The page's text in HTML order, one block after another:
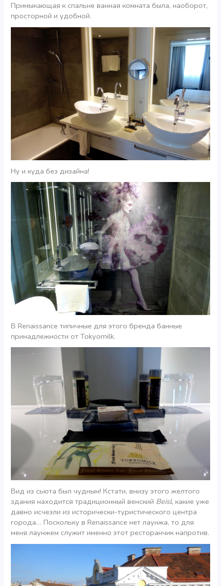
Примыкающая к спальне ванная комната была, наоборот,
просторной и удобной.
Ну и куда без дизайна!
В Renaissance типичные для этого бренда банные
принадлежности от Tokyomilk.
Вид из сьюта был чудным! Кстати, внизу этого желтого
здания находится традиционный венский Beisl, какие уже
давно исчезли из исторически-туристического центра
города… Поскольку в Renaissance нет лаунжа, то для
меня лаунжем служит именно этот ресторанчик напротив.